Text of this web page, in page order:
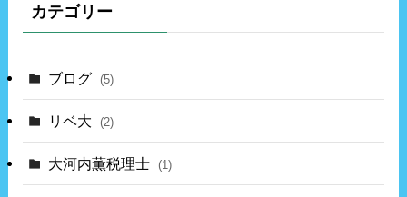
カテゴリー
ブログ (5)
リベ大 (2)
大河内薫税理士 (1)